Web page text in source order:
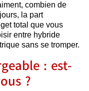
combien de
la part
total que vous
entre hybride
sans se tromper.
: est-
?